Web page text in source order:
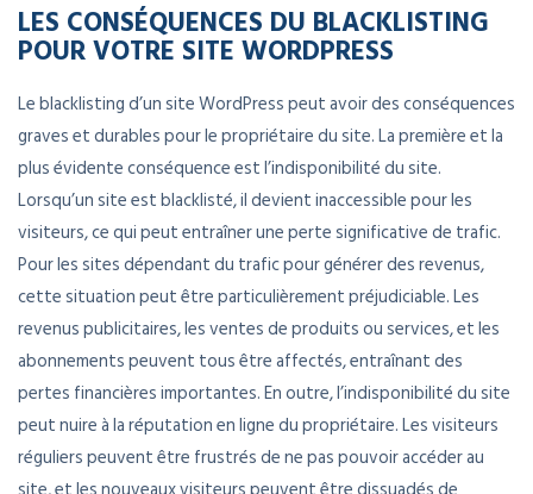
LES CONSÉQUENCES DU BLACKLISTING
POUR VOTRE SITE WORDPRESS
Le blacklisting d’un site WordPress peut avoir des conséquences
graves et durables pour le propriétaire du site. La première et la
plus évidente conséquence est l’indisponibilité du site.
Lorsqu’un site est blacklisté, il devient inaccessible pour les
visiteurs, ce qui peut entraîner une perte significative de trafic.
Pour les sites dépendant du trafic pour générer des revenus,
cette situation peut être particulièrement préjudiciable. Les
revenus publicitaires, les ventes de produits ou services, et les
abonnements peuvent tous être affectés, entraînant des
pertes financières importantes. En outre, l’indisponibilité du site
peut nuire à la réputation en ligne du propriétaire. Les visiteurs
réguliers peuvent être frustrés de ne pas pouvoir accéder au